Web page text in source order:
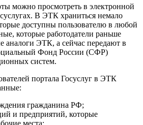
можно просмотреть в электронной
В ЭТК храниться немало
доступны пользователю в любой
которые работодатели раньше
аналоги ЭТК, а сейчас передают в
Фонд России (СФР)
систем.
портала Госуслуг в ЭТК
гражданина РФ;
и предприятий, которые
места;